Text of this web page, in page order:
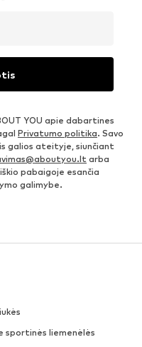
YOU apie dabartines
Privatumo politika. Savo
galios ateityje, siunčiant
arba
pabaigoje esančia
galimybe.
sportinės liemenėlės